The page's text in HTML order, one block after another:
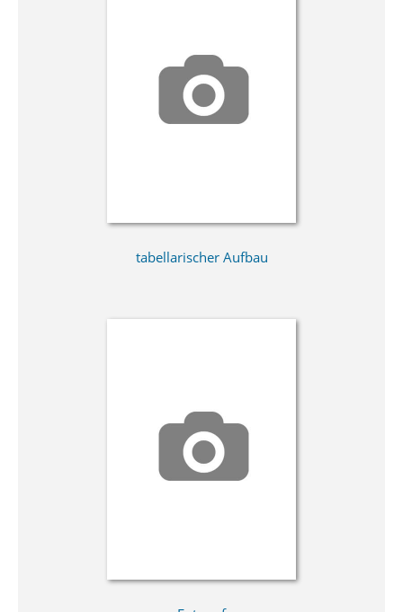
tabellarischer Aufbau